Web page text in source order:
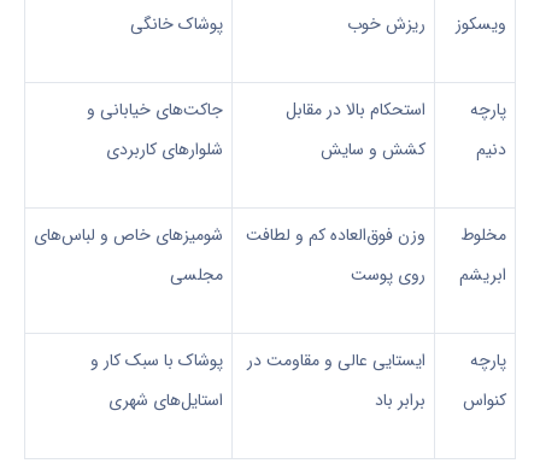
ویسکوز
ریزش خوب
پوشاک خانگی
پارچه
دنیم
استحکام بالا در مقابل
کشش و سایش
جاکت‌های خیابانی و
شلوارهای کاربردی
مخلوط
ابریشم
وزن فوق‌العاده کم و لطافت
روی پوست
شومیزهای خاص و لباس‌های
مجلسی
پارچه
کنواس
ایستایی عالی و مقاومت در
برابر باد
پوشاک با سبک کار و
استایل‌های شهری